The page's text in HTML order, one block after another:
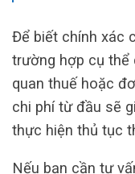
Để biết chính xác
trường hợp cụ thể
quan thuế hoặc
chi phí từ đầu sẽ
thực hiện thủ tục
Nếu bạn cần tư